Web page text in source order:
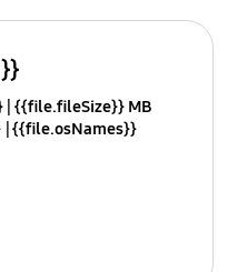
{{file.fileSize}} MB
{{file.osNames}}